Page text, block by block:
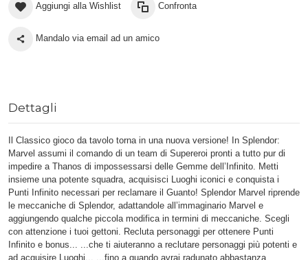
Aggiungi alla Wishlist Confronta
Mandalo via email ad un amico
Dettagli
Il Classico gioco da tavolo torna in una nuova versione! In Splendor:
Marvel assumi il comando di un team di Supereroi pronti a tutto pur di
impedire a Thanos di impossessarsi delle Gemme dell’Infinito. Metti
insieme una potente squadra, acquisisci Luoghi iconici e conquista i
Punti Infinito necessari per reclamare il Guanto! Splendor Marvel riprende
le meccaniche di Splendor, adattandole all’immaginario Marvel e
aggiungendo qualche piccola modifica in termini di meccaniche. Scegli
con attenzione i tuoi gettoni. Recluta personaggi per ottenere Punti
Infinito e bonus... ...che ti aiuteranno a reclutare personaggi più potenti e
ad acquisire Luoghi... ...fino a quando avrai radunato abbastanza